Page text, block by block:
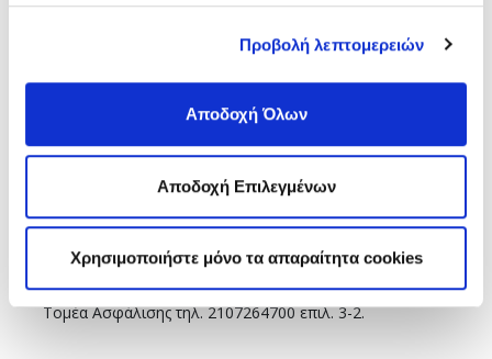
Προβολή λεπτομερειών
Αποδοχή Όλων
Αποδοχή Επιλεγμένων
Χρησιμοποιήστε μόνο τα απαραίτητα cookies
ενέργειες, όπως αναλυτικά περιγράφονται,έως τις
31/1/2022. Σε περίπτωση που έχετε δικαίωμα σε άλλον
φορέα, λόγω εργασίας ή δεν επιθυμείτε τη συνέχιση
της περίθαλψής σας από τον Οργανισμό, παρακαλούμε
Για πληροφορίες ή διευκρινίσεις παρακαλούμε να
επικοινωνήσετε με τον Τομέα Εξυπηρέτησης
Τομέα Ασφάλισης τηλ. 2107264700 επιλ. 3-2.